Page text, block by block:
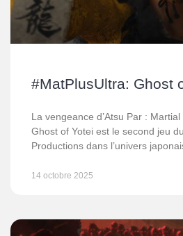
#MatPlusUltra: Ghost
La vengeance d’Atsu Par : Martial
Ghost of Yotei est le second jeu
Productions dans l’univers
14 octobre 2025